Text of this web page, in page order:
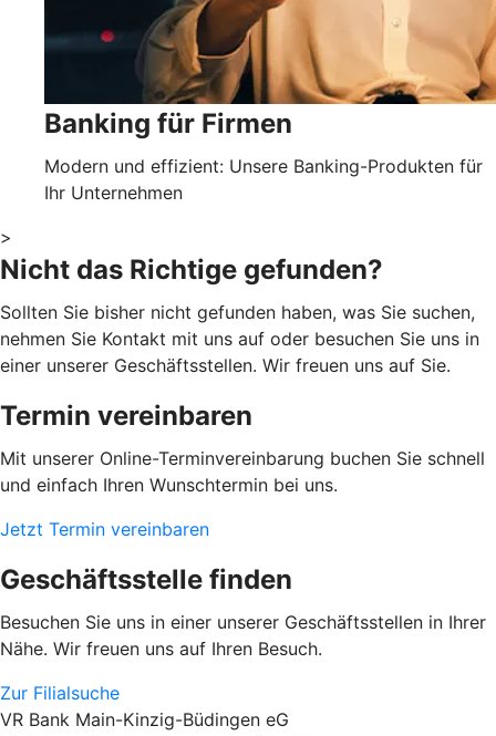
Banking für Firmen
Modern und effizient: Unsere Banking-Produkten für
Ihr Unternehmen
>
Nicht das Richtige gefunden?
Sollten Sie bisher nicht gefunden haben, was Sie suchen,
nehmen Sie Kontakt mit uns auf oder besuchen Sie uns in
einer unserer Geschäftsstellen. Wir freuen uns auf Sie.
Termin vereinbaren
Mit unserer Online-Terminvereinbarung buchen Sie schnell
und einfach Ihren Wunschtermin bei uns.
Jetzt Termin vereinbaren
Geschäftsstelle finden
Besuchen Sie uns in einer unserer Geschäftsstellen in Ihrer
Nähe. Wir freuen uns auf Ihren Besuch.
Zur Filialsuche
VR Bank Main-Kinzig-Büdingen eG